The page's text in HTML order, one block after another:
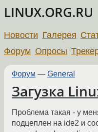
LINUX.ORG.RU
Новости Галерея
Форум Опросы
Форум — General
Загузка
Проблема такая - у
подцеплен на ide2 и